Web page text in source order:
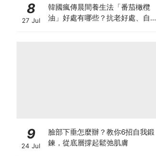
8
27 Jul
韓國瘋傳晨間養生法「番茄橄欖
油」好處有哪些？抗老好處、自製
9
24 Jul
臉部下垂怎麼辦？教你6招自我鍛
鍊，從底層撐起鬆弛肌膚